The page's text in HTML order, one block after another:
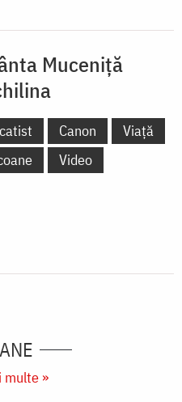
Muceniță
Canon
Viață
Video
multe »